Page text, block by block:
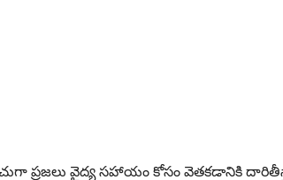
ప్రజలు వైద్య సహాయం కోసం వెతకడానికి